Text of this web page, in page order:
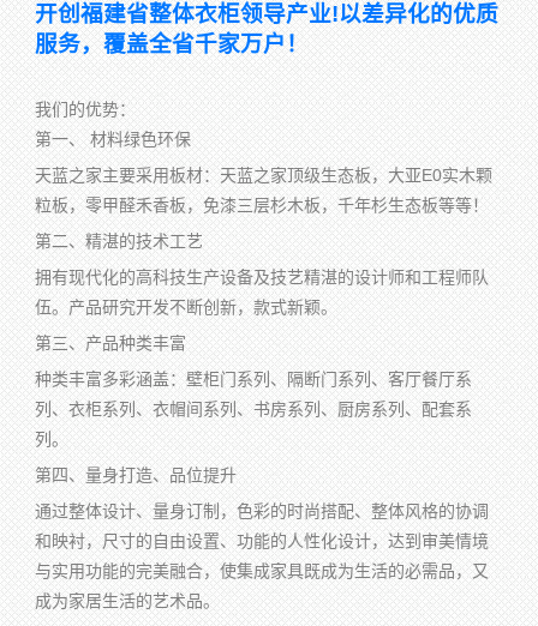
开创福建省整体衣柜领导产业!以差异化的优质
服务，覆盖全省千家万户！
我们的优势：
第一、 材料绿色环保
天蓝之家主要采用板材：天蓝之家顶级生态板，大亚E0实木颗
粒板，零甲醛禾香板，免漆三层杉木板，千年杉生态板等等！
第二、精湛的技术工艺
拥有现代化的高科技生产设备及技艺精湛的设计师和工程师队
伍。产品研究开发不断创新，款式新颖。
第三、产品种类丰富
种类丰富多彩涵盖：壁柜门系列、隔断门系列、客厅餐厅系
列、衣柜系列、衣帽间系列、书房系列、厨房系列、配套系
列。
第四、量身打造、品位提升
通过整体设计、量身订制，色彩的时尚搭配、整体风格的协调
和映衬，尺寸的自由设置、功能的人性化设计，达到审美情境
与实用功能的完美融合，使集成家具既成为生活的必需品，又
成为家居生活的艺术品。